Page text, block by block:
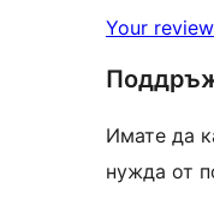
Your review
Имате да
нужда от